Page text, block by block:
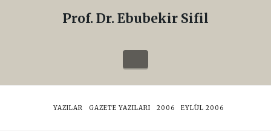
Sifil
Prof. Dr. Ebubekir Sifil
Navigation
HOME
YAZILAR GAZETE YAZILARI 2006 EYLÜL 2006